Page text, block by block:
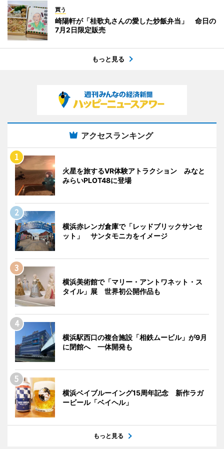
買う
崎陽軒が「桂歌丸さんの愛した炒飯弁当」 命日の
7月2日限定販売
もっと見る
アクセスランキング
火星を旅するVR体験アトラクション みなと
みらいPLOT48に登場
横浜赤レンガ倉庫で「レッドブリックサンセ
ット」 サンタモニカをイメージ
横浜美術館で「マリー・アントワネット・ス
タイル」展 世界初公開作品も
横浜駅西口の複合施設「相鉄ムービル」が9月
に閉館へ 一体開発も
横浜ベイブルーイング15周年記念 新作ラガ
ービール「ベイヘル」
もっと見る